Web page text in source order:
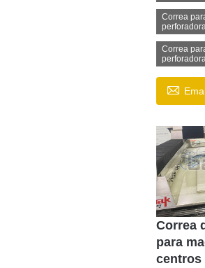
Correa
Correa

Correa
para
centros